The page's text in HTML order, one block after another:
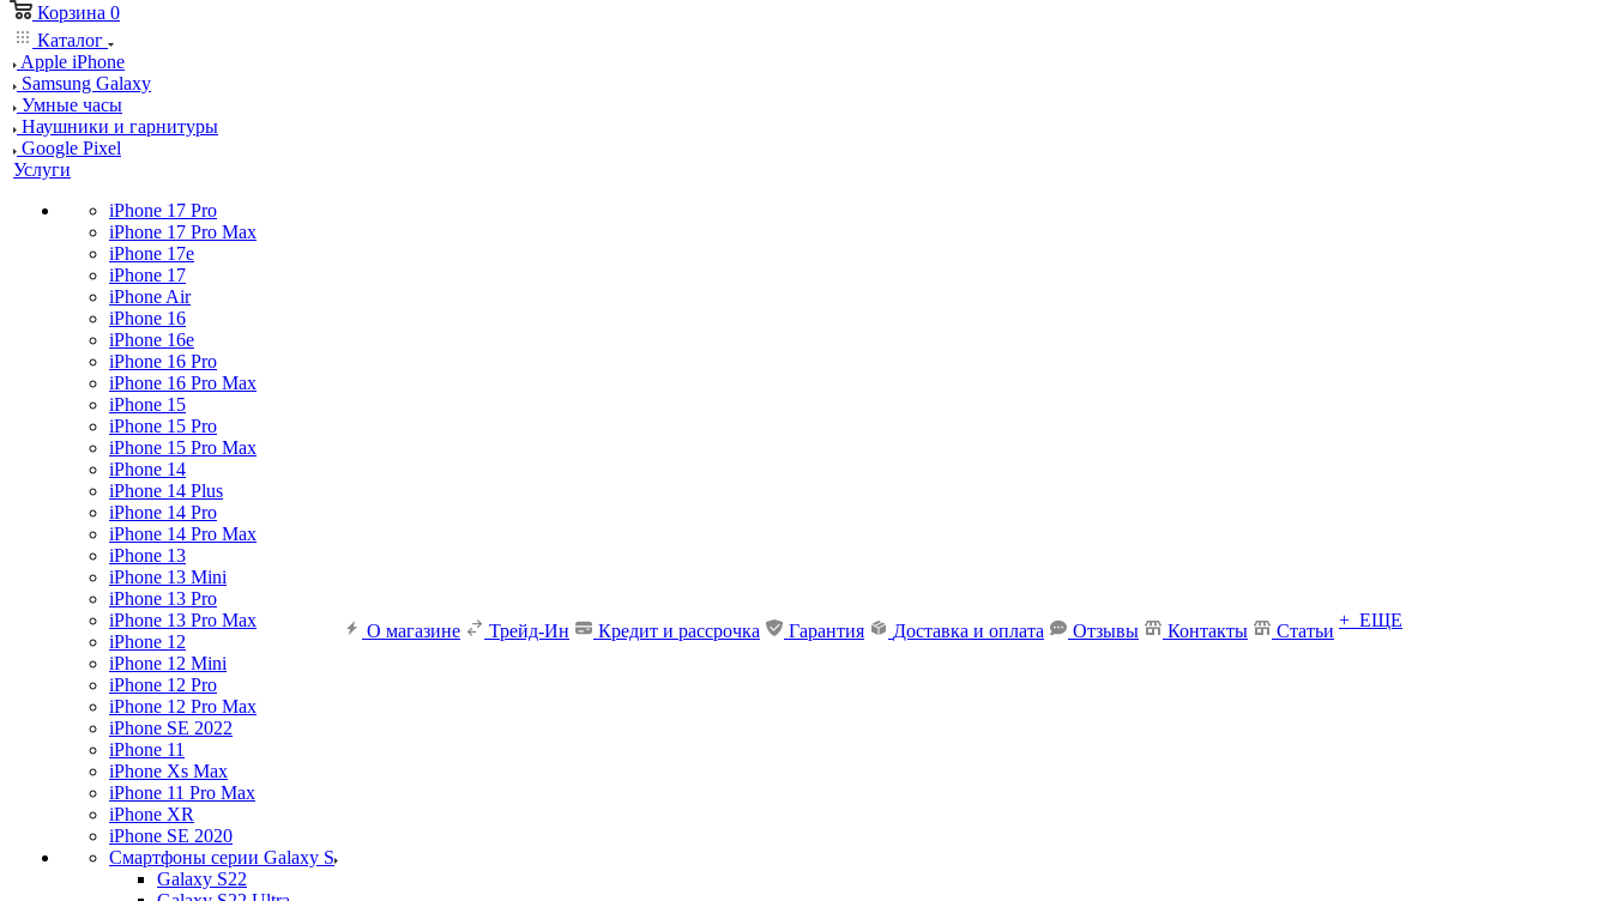
Корзина 0
Каталог
Apple iPhone
Samsung Galaxy
Умные часы
Наушники и гарнитуры
Google Pixel
Услуги
iPhone 17 Pro
iPhone 17 Pro Max
iPhone 17e
iPhone 17
iPhone Air
iPhone 16
iPhone 16e
iPhone 16 Pro
iPhone 16 Pro Max
iPhone 15
iPhone 15 Pro
iPhone 15 Pro Max
iPhone 14
iPhone 14 Plus
iPhone 14 Pro
iPhone 14 Pro Max
iPhone 13
iPhone 13 Mini
iPhone 13 Pro
iPhone 13 Pro Max
iPhone 12
iPhone 12 Mini
iPhone 12 Pro
iPhone 12 Pro Max
iPhone SE 2022
iPhone 11
iPhone Xs Max
iPhone 11 Pro Max
iPhone XR
iPhone SE 2020
Смартфоны серии Galaxy S
Galaxy S22
О магазине Трейд-Ин Кредит и рассрочка Гарантия Доставка и оплата Отзывы Контакты Статьи
+ ЕЩЕ